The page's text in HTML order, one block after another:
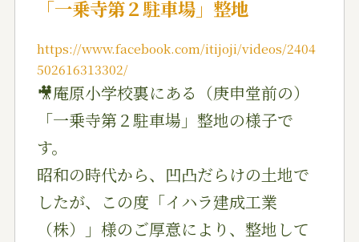
「一乗寺第２駐車場」整地
https://www.facebook.com/itijoji/videos/2404
502616313302/
🎥庵原小学校裏にある（庚申堂前の）
「一乗寺第２駐車場」整地の様子で
す。
昭和の時代から、凹凸だらけの土地で
したが、この度「イハラ建成工業
（株）」様のご厚意により、整地して